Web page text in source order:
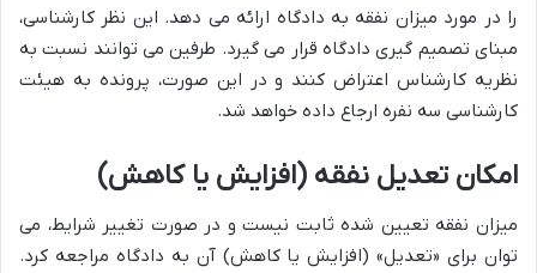
را در مورد میزان نفقه به دادگاه ارائه می دهد. این نظر کارشناسی،
مبنای تصمیم گیری دادگاه قرار می گیرد. طرفین می توانند نسبت به
نظریه کارشناس اعتراض کنند و در این صورت، پرونده به هیئت
کارشناسی سه نفره ارجاع داده خواهد شد.
امکان تعدیل نفقه (افزایش یا کاهش)
میزان نفقه تعیین شده ثابت نیست و در صورت تغییر شرایط، می
توان برای «تعدیل» (افزایش یا کاهش) آن به دادگاه مراجعه کرد.